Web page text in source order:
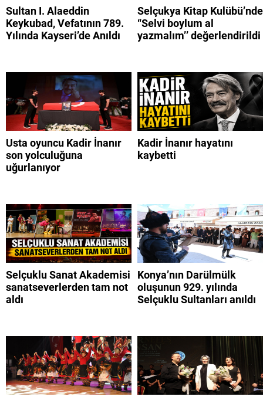
Sultan I. Alaeddin
Keykubad, Vefatının 789.
Yılında Kayseri’de Anıldı
Selçukya Kitap Kulübü’nde
“Selvi boylum al
yazmalım’’ değerlendirildi
Usta oyuncu Kadir İnanır
son yolculuğuna
uğurlanıyor
Kadir İnanır hayatını
kaybetti
Selçuklu Sanat Akademisi
sanatseverlerden tam not
aldı
Konya’nın Darülmülk
oluşunun 929. yılında
Selçuklu Sultanları anıldı